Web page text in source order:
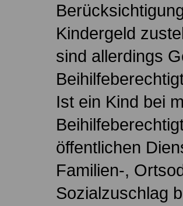
Kindergeld
sind allerdings
Ist ein Kind bei
öffentlichen
Familien-,
Sozialzuschlag